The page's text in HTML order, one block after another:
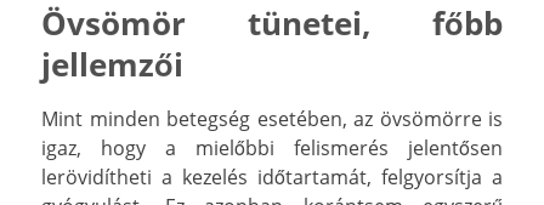
Övsömör tünetei, főbb
jellemzői
Mint minden betegség esetében, az övsömörre is
igaz, hogy a mielőbbi felismerés jelentősen
lerövidítheti a kezelés időtartamát, felgyorsítja a